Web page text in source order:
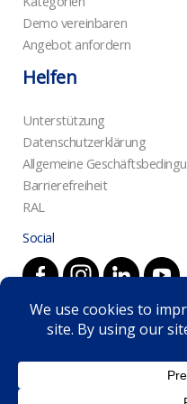
Demo vereinbaren
Angebot anfordern
Helfen
Unterstützung
Datenschutzerklärung
Allgemeine
Barrierefreiheit
RAL
Social